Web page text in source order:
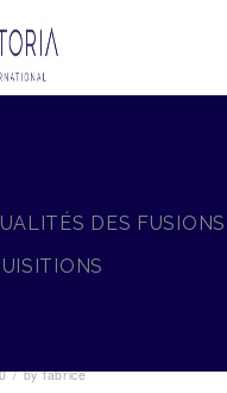
DES FUSIONS
/ byfabrice